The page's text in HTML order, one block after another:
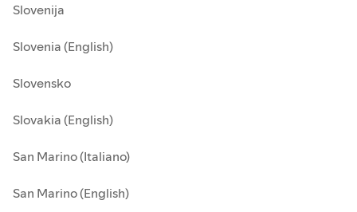
Slovenija
Slovenia (English)
Slovensko
Slovakia (English)
San Marino (Italiano)
San Marino (English)